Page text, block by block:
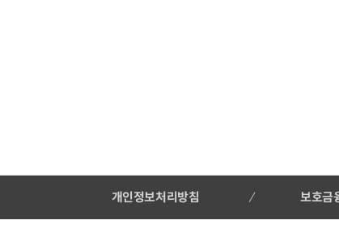
개인정보처리방침 보호금